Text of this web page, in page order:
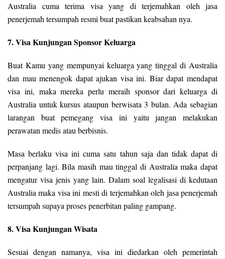
Australia cuma terima visa yang di terjemahkan oleh jasa
penerjemah tersumpah resmi buat pastikan keabsahan nya.
7. Visa Kunjungan Sponsor Keluarga
Buat Kamu yang mempunyai keluarga yang tinggal di Australia
dan mau menengok dapat ajukan visa ini. Biar dapat mendapat
visa ini, maka mereka perlu meraih sponsor dari keluarga di
Australia untuk kursus ataupun berwisata 3 bulan. Ada sebagian
larangan buat pemegang visa ini yaitu jangan melakukan
perawatan medis atau berbisnis.
Masa berlaku visa ini cuma satu tahun saja dan tidak dapat di
perpanjang lagi. Bila masih mau tinggal di Australia maka dapat
mengatur visa jenis yang lain. Dalam soal legalisasi di kedutaan
Australia maka visa ini mesti di terjemahkan oleh jasa penerjemah
tersumpah supaya proses penerbitan paling gampang.
8. Visa Kunjungan Wisata
Sesuai dengan namanya, visa ini diedarkan oleh pemerintah